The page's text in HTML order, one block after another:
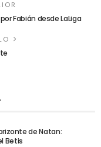
Fabián desde LaLiga
de Natan:
Betis